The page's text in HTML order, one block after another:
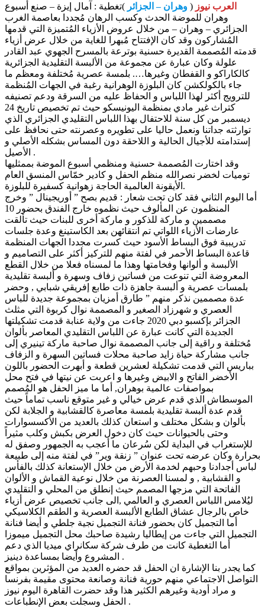
العرب نيوز ( وهران – الجزائر )تغطية : آمال إيزة – صنع أسبوع
وهران للموضة الحدث وكسب الرهان مُجددا بعاصمة الغرب
الجزائري – وهران – من خلال عروض الأزياء المُتميزة التي قدمها
المُشاركون وقد كان الإفتتاح مُبهرا للغاية من خلال عرض أزياء
قدمته المُصممة القديرة حسنية بوترعة بالمسرح الجهوي عبد القادر
علولة وكان عبارة عن مجموعة من الألبسة التقليدية الجزائرية
كالكاراكو و القفطان وغيرها…. بلمسة عصرية مُختلفة ومعظم ما
جاء بالكولكشن كان البلوزة الوهرانية رغبة في الجهات المُنظمة
للترويج أكثر لهذا اللباس و الحفاظ عليه من السرقة ودعم تصنيفه
كتراث غير مادي بمنظمة اليونيسكو حيث تم تخصيص تاريخ 24
ديسمبر من كل سنة للاحتفال بهذا اللباس التقليدي الجزائري الذي
توارثته جداتنا ونعمل حاليا على تطويره وعصرنته حتى نحافظ على
إستدامته للأجيال الحالية و اللاحقة دون المساس بشكله الأصلي و
الأصيل .
وقد اختارت المُصممة حسنية ومنظمي أسبوع الموضة بممثليها
توميات لخضر نصرالله منظم الحفل و كادير خمّاس المنسق العام
الأيقونة العالمية الحاجة زهوانية كسفيرة للبلوزة.
أما اليوم الثاني فقد كان تحت شعار : قديم بصح ” أوريجينال ” وخرج
المنظمون عن المألوف حيث نظموه خارج الفندق بحضور 10
مصممين و ماركة للذكور و ماركة أخرى للبنات حيث تألقت
عارضات الأزياء اللواتي تم انتقائهن بعد الكاستينغ وعدة جلسات
تدريبية فوق البساط الأسود حيث كسرت مجددا الجهات المنظمة
قاعدة البساط الأحمر في لفتة منهم للتركيز أكثر على التصاميم و
الألبسة و ألوانها وفخامتها وهذا ما لمسناه فعلا من خلال القطع
المعروضة التي تنوعت من فساتين زفاف وسهرة و ألبسة تقليدية
بلمسات عصرية و ألبسة جاهزة ذات طابع إفريقي شبابي , وحضر
عدة مصممين نذكر منهم ” طارق أمزيان بمجموعة جديدة للباس
العصري و شهرزاد الصغير و المصممة نوال كربوة التي مثلث
الجزائر بإكسبو دبي 2020 جاءت من ولاية عنابة قدمت تشكيلتها
الجديدة التي كانت عبارة عن اللباس التقليدي المعاصر بألوان
مُختلفة و راقية إلى جانب المصممة نوال صاحبة ماركة تينيري إلى
جانب مشاركة حياة زايد صاحبة محلات فساتين السهرة و الزفاف
بباريس التي قدمت تشكيلة لعشرين قطعة و أبهرت الحضور باللون
الأخضر الفاتح و الابيض وغيرها و اعربت عن نيتها في فتح محل
بمواصفات عالمية بوهران, أما ما ميز الحفل هو المُصمم
الموسطاش الذي قدم عرض خيالي و غير متوقع ناسب تماماً حيث
قدم عدة ألبسة تقليدية بلمسة معاصرة كالقشابية و الجلابة لكن
بألوان و بشكل مختلف و استعان كذلك بالعديد من الأكسسوارات
وحتى بالحيوانات حيث كان دخول العرض بكبش وكلب مثيراً
للإستغراب في البداية لكن سُرعان ما أعجب به الجمهور وصفق له
بحرارة وكان عرضه تحت عنوان ” زنقة وير” في لفتة منه إلى طبيعة
لباس أجدادنا وحبهم لخدمة الأرض من خلال الإستعانة كذلك بالفأس
و القشابية , و لمسنا العصرنة من خلال نوعية القماش و الألوان
الفاتحة التي مزجها المصمم حيث إنطلق من المحلي و التقليدي
ليُلامس اللباس العصري و العالمي ,الى جانب تخصيص عرض أزياء
خاص بالرجال عشاق الطابع الألبسة العصرية و الطقم الكلاسيكي
أما التجميل كان بحضور فنانة التجميل نجية جلطي و أيضا فنانة
التجميل التي جاءت من إيطاليا رشيدة صاحبك محل التجميل ميموزا
أما التغطية كانت من طرف شركة سكانراي ميديا الذي دعم
المشروع وأيضا بمساعدة دينيز .
كما يجدر بنا الإشارة ان الحفل قد حضره العديد من المؤثرين بمواقع
التواصل الاجتماعي منهم حورية فنانة وصانعة محتوى مقيمة بفرنسا
و مراد أودية وغيرهم الكثير هذا وقد حضرت القاهرة اليوم نيوز
الحفل وسجلت بعض الإنطباعات .